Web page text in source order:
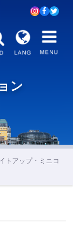
ン
トアップ・ミニコ